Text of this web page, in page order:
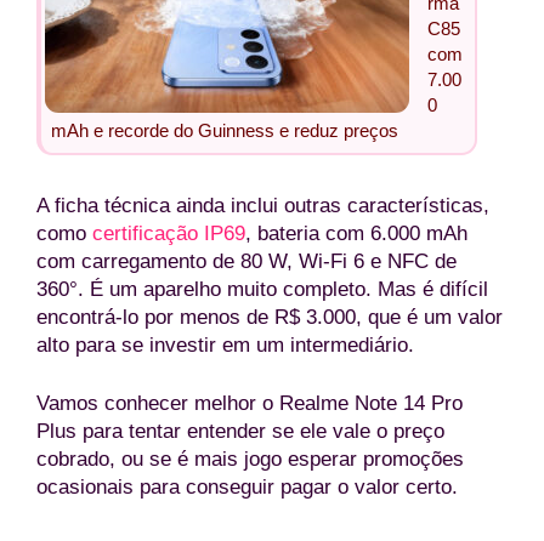
C85
com
7.00
0
mAh e recorde do Guinness e reduz preços
A ficha técnica ainda inclui outras características,
como certificação IP69, bateria com 6.000 mAh
com carregamento de 80 W, Wi-Fi 6 e NFC de
360°. É um aparelho muito completo. Mas é difícil
encontrá-lo por menos de R$ 3.000, que é um valor
alto para se investir em um intermediário.
Vamos conhecer melhor o Realme Note 14 Pro
Plus para tentar entender se ele vale o preço
cobrado, ou se é mais jogo esperar promoções
ocasionais para conseguir pagar o valor certo.